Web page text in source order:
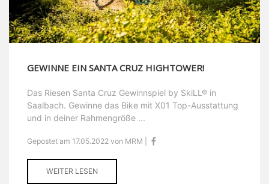
GEWINNE EIN SANTA CRUZ HIGHTOWER!
Das Riesen Santa Cruz Gewinnspiel by SkiLL® in
Saalbach. Gewinne das Bike mit X01 Top-Ausstattung
und in deiner Rahmengröße ...
Gepostet am 17.05.2022 von MRM |
WEITER LESEN